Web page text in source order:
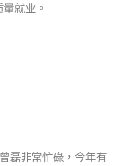
就业。
磊非常忙碌，今年有